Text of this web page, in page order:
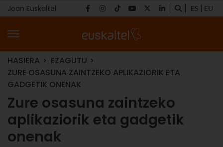
Joan Euskaltel ES EU
HASIERA
EZAGUTU
ZURE OSASUNA ZAINTZEKO APLIKAZIORIK ETA
GADGETIK ONENAK
Zure osasuna zaintzeko
aplikaziorik eta gadgetik
onenak